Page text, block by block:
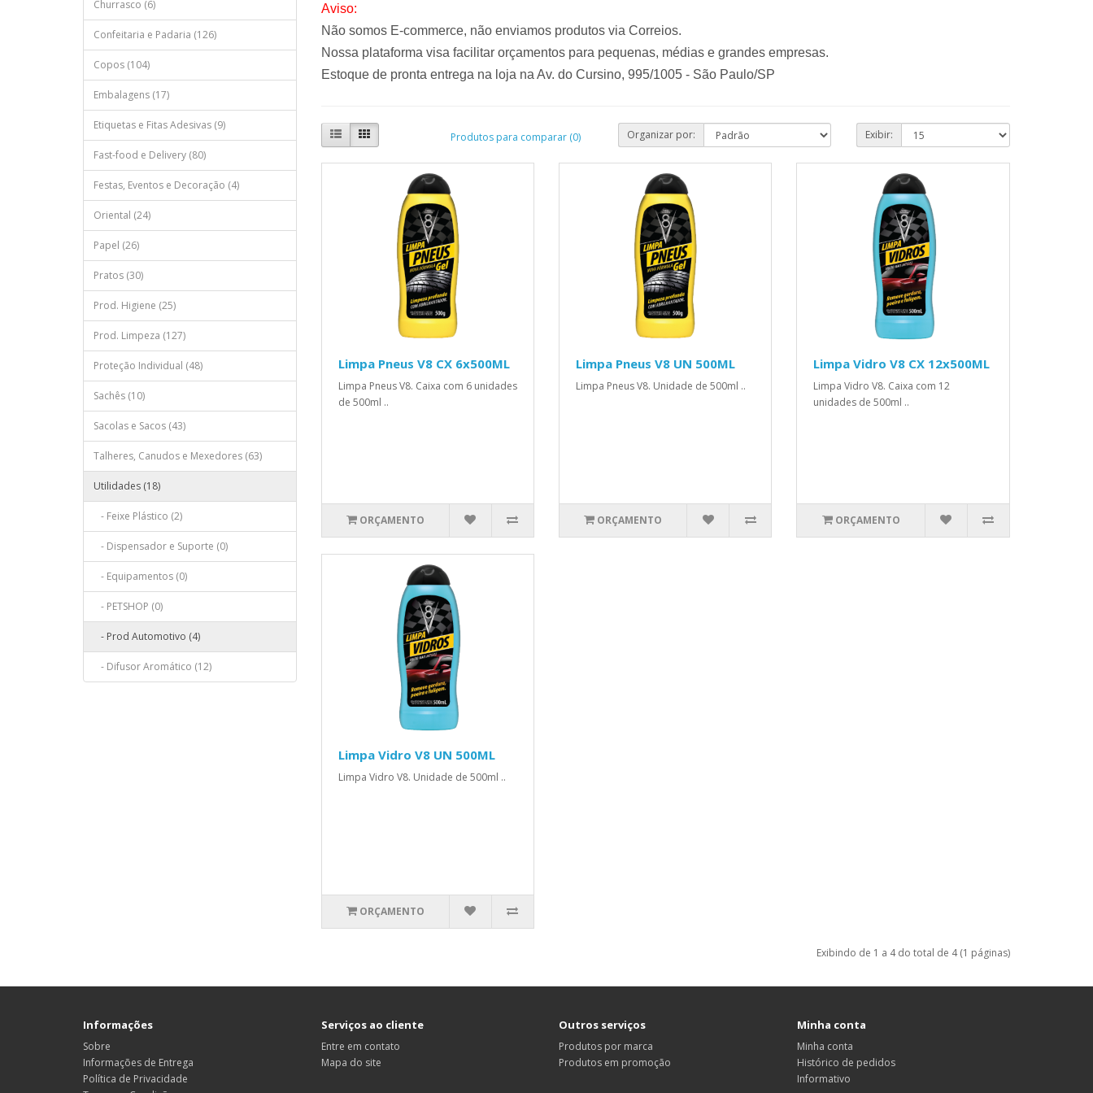
Churrasco (6)
Confeitaria e Padaria (126)
Copos (104)
Embalagens (17)
Etiquetas e Fitas Adesivas (9)
Fast-food e Delivery (80)
Festas, Eventos e Decoração (4)
Oriental (24)
Papel (26)
Pratos (30)
Prod. Higiene (25)
Prod. Limpeza (127)
Proteção Individual (48)
Sachês (10)
Sacolas e Sacos (43)
Talheres, Canudos e Mexedores (63)
Utilidades (18)
- Feixe Plástico (2)
- Dispensador e Suporte (0)
- Equipamentos (0)
- PETSHOP (0)
- Prod Automotivo (4)
- Difusor Aromático (12)
Aviso:
Não somos E-commerce, não enviamos produtos via Correios.
Nossa plataforma visa facilitar orçamentos para pequenas, médias e grandes empresas.
Estoque de pronta entrega na loja na Av. do Cursino, 995/1005 - São Paulo/SP
Produtos para comparar (0) Organizar por: Exibir:
Limpa Pneus V8 CX 6x500ML
Limpa Pneus V8. Caixa com 6 unidades
de 500ml ..
ORÇAMENTO
Limpa Pneus V8 UN 500ML
Limpa Pneus V8. Unidade de 500ml ..
ORÇAMENTO
Limpa Vidro V8 CX 12x500ML
Limpa Vidro V8. Caixa com 12
unidades de 500ml ..
ORÇAMENTO
Limpa Vidro V8 UN 500ML
Limpa Vidro V8. Unidade de 500ml ..
ORÇAMENTO
Exibindo de 1 a 4 do total de 4 (1 páginas)
Informações
Sobre
Informações de Entrega
Política de Privacidade
Serviços ao cliente
Entre em contato
Mapa do site
Outros serviços
Produtos por marca
Produtos em promoção
Minha conta
Minha conta
Histórico de pedidos
Informativo